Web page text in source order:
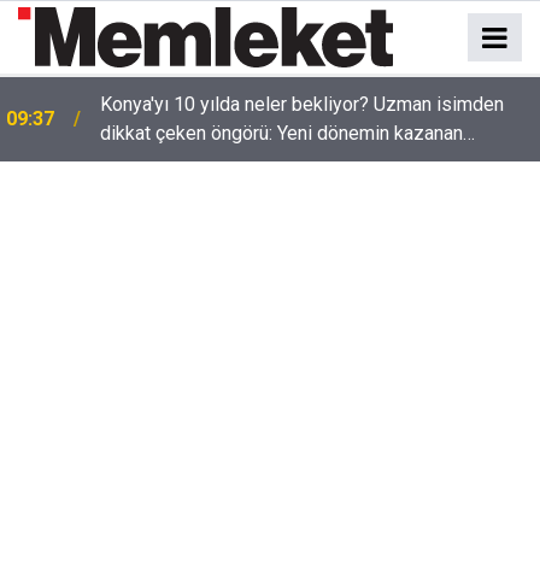
09:37
Konya'yı 10 yılda neler bekliyor? Uzman isimden
dikkat çeken öngörü: Yeni dönemin kazanan
şehirlerinden biri olabilir